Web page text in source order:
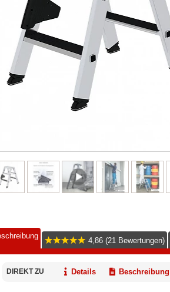
4,86 (21 Bewertungen)
DIREKT ZU Details Beschreibung